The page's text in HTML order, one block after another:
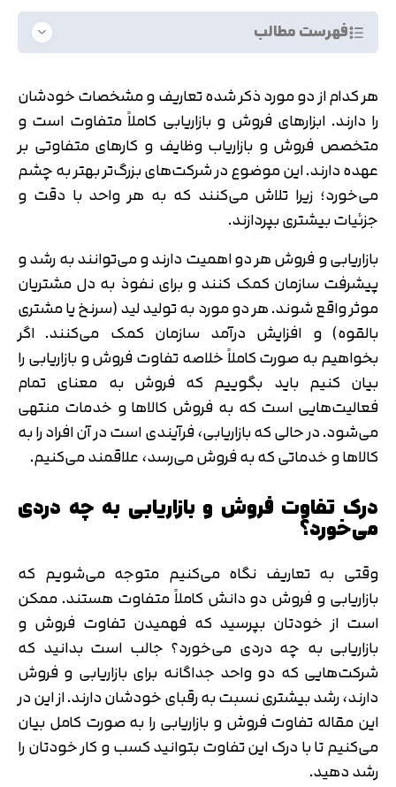
فهرست مطالب
هر کدام از دو مورد ذکر شده تعاریف و مشخصات خودشان
را دارند. ابزارهای فروش و بازاریابی کاملاً متفاوت است و
متخصص فروش و بازاریاب وظایف و کارهای متفاوتی بر
عهده دارند. این موضوع در شرکت‌های بزرگ‌تر بهتر به چشم
می‌خورد؛ زیرا تلاش می‌کنند که به هر واحد با دقت و
جزئیات بیشتری بپردازند.
بازاریابی و فروش هر دو اهمیت دارند و می‌توانند به رشد و
پیشرفت سازمان کمک کنند و برای نفوذ به دل مشتریان
موثر واقع شوند. هر دو مورد به تولید لید (سرنخ یا مشتری
بالقوه) و افزایش درآمد سازمان کمک می‌کنند. اگر
بخواهیم به صورت کاملاً خلاصه تفاوت فروش و بازاریابی را
بیان کنیم باید بگوییم که فروش به معنای تمام
فعالیت‌هایی است که به فروش کالاها و خدمات منتهی
می‌شود. در حالی که بازاریابی، فرآیندی است در آن افراد را به
کالاها و خدماتی که به فروش می‌رسد، علاقمند می‌کنیم.
درک تفاوت فروش و بازاریابی به چه دردی
می‌خورد؟
وقتی به تعاریف نگاه می‌کنیم متوجه می‌شویم که
بازاریابی و فروش دو دانش کاملاً متفاوت هستند. ممکن
است از خودتان بپرسید که فهمیدن تفاوت فروش و
بازاریابی به چه دردی می‌خورد؟ جالب است بدانید که
شرکت‌هایی که دو واحد جداگانه برای بازاریابی و فروش
دارند، رشد بیشتری نسبت به رقبای خودشان دارند. از این در
این مقاله تفاوت فروش و بازاریابی را به صورت کامل بیان
می‌کنیم تا با درک این تفاوت بتوانید کسب و کار خودتان را
رشد دهید.